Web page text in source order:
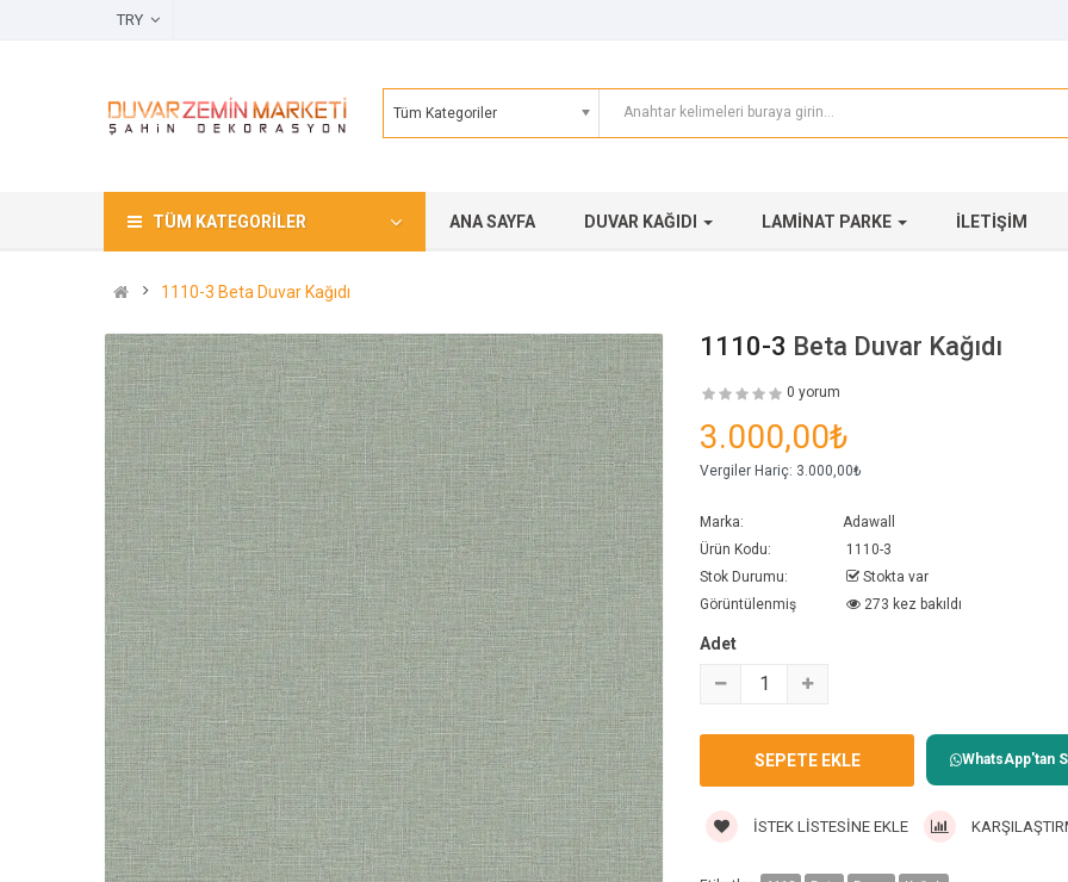
Tüm Kategoriler
TÜM KATEGORILER ANA SAYFA DUVAR KAĞIDI LAMINAT PARKE İLETIŞIM
1110-3 Beta Duvar Kağıdı
1110-3 Beta Duvar Kağıdı
0 yorum
3.000,00₺
Vergiler Hariç: 3.000,00₺
Marka:
Adawall
Ürün Kodu:
1110-3
Stok Durumu:
Stokta var
Görüntülenmiş
273 kez bakıldı
Adet
WhatsApp'tan
İSTEK LISTESINE EKLE